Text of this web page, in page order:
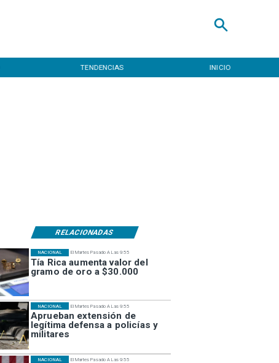
TENDENCIAS INICIO
RELACIONADAS
El Martes Pasado A Las 9:55
Tía Rica aumenta valor del
gramo de oro a $30.000
NACIONAL
El Martes Pasado A Las 9:55
Aprueban extensión de
legítima defensa a policías y
militares
NACIONAL
El Martes Pasado A Las 9:55
NACIONAL